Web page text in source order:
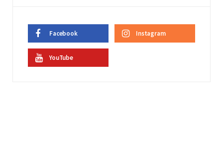
Facebook Instagram
YouTube